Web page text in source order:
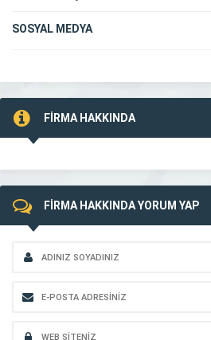
SOSYAL MEDYA
FİRMA HAKKINDA
FİRMA HAKKINDA YORUM YAP